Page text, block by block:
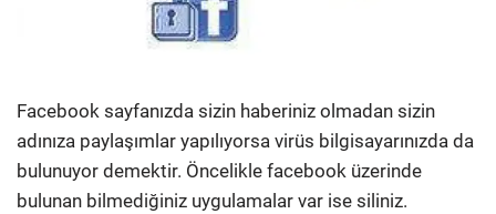
Facebook sayfanızda sizin haberiniz olmadan sizin
adınıza paylaşımlar yapılıyorsa virüs bilgisayarınızda da
bulunuyor demektir. Öncelikle facebook üzerinde
bulunan bilmediğiniz uygulamalar var ise siliniz.